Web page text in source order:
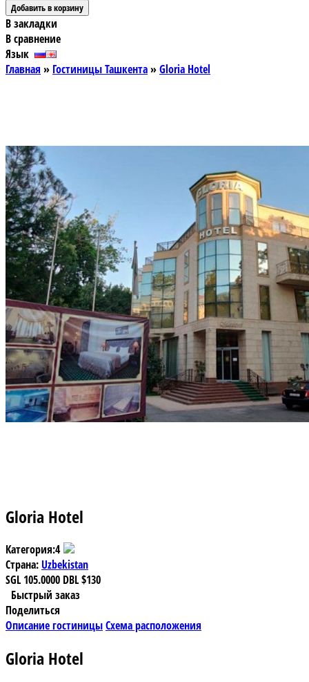
В закладки
В сравнение
Язык
Главная » Гостиницы Ташкента»Gloria Hotel
Gloria Hotel
Категория:4
Страна: Uzbekistan
SGL 105.0000 DBL$130
Быстрый заказ
Поделиться
Описание гостиницыСхема расположения
Gloria Hotel